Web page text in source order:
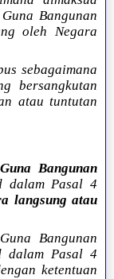
Bangunan
oleh Negara
sebagaimana
bersangkutan
atau tuntutan
Bangunan
dalam Pasal 4
langsung atau
Bangunan
dalam Pasal 4
ketentuan